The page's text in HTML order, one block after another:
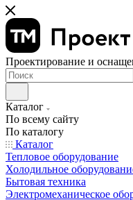
Проектирование и
Каталог
По всему сайту
По каталогу
Каталог
Тепловое оборудование
Холодильное
Бытовая техника
Электромеханическое